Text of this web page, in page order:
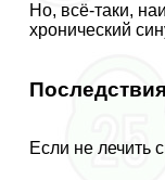
Но, всё-таки,
хронический
Последствия
Если не лечить